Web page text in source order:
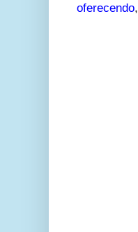
oferecendo,